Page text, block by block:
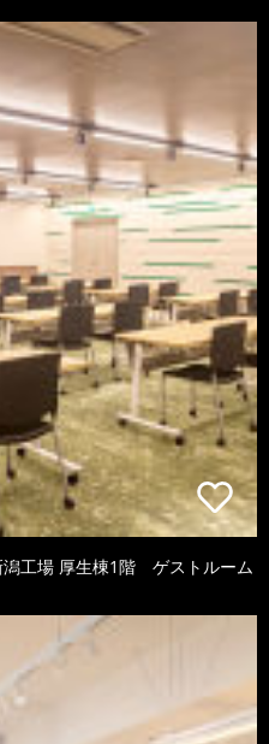
工場 厚生棟1階 ゲストルーム